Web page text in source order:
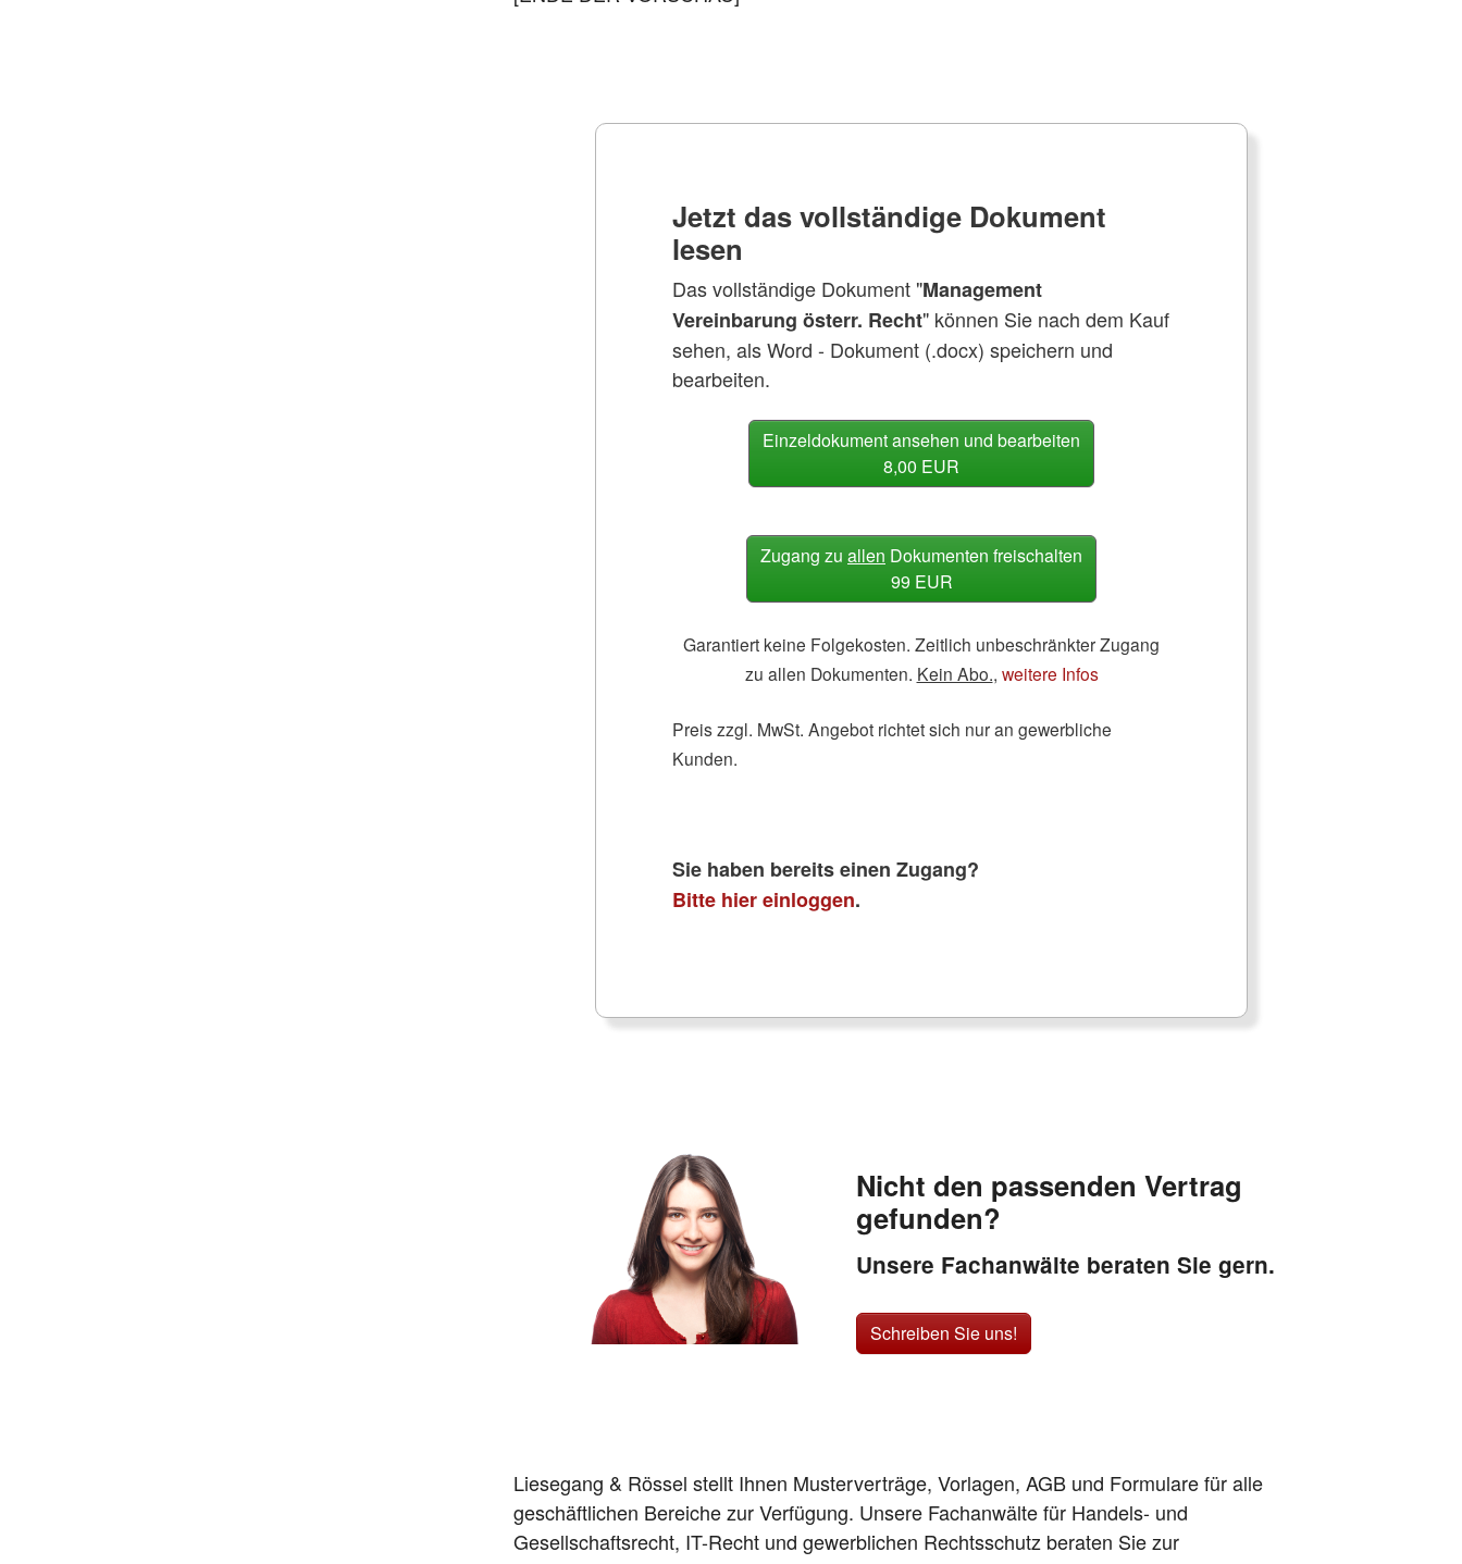
Jetzt das vollständige Dokument
lesen
Das vollständige Dokument "Management
Vereinbarung österr. Recht" können Sie nach dem Kauf
sehen, als Word - Dokument (.docx) speichern und
bearbeiten.
Einzeldokument ansehen und bearbeiten
8,00 EUR
Zugang zu allen Dokumenten freischalten
99 EUR
Garantiert keine Folgekosten. Zeitlich unbeschränkter Zugang
zu allen Dokumenten. Kein Abo., weitere Infos
Preis zzgl. MwSt. Angebot richtet sich nur an gewerbliche
Kunden.
Sie haben bereits einen Zugang?
Bitte hier einloggen.
Nicht den passenden Vertrag
gefunden?
Unsere Fachanwälte beraten Sie gern.
Schreiben Sie uns!
Liesegang & Rössel stellt Ihnen Musterverträge, Vorlagen, AGB und Formulare für alle
geschäftlichen Bereiche zur Verfügung. Unsere Fachanwälte für Handels- und
Gesellschaftsrecht, IT-Recht und gewerblichen Rechtsschutz beraten Sie zur